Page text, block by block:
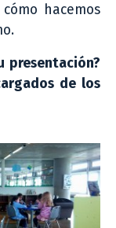
hacemos
presentación?
de los